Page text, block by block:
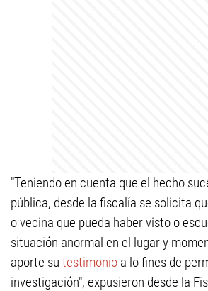
"Teniendo en cuenta que el hecho
pública, desde la fiscalía se solicita
o vecina que pueda haber visto o
situación anormal en el lugar y
aporte su testimonio a lo fines de
investigación", expusieron desde la